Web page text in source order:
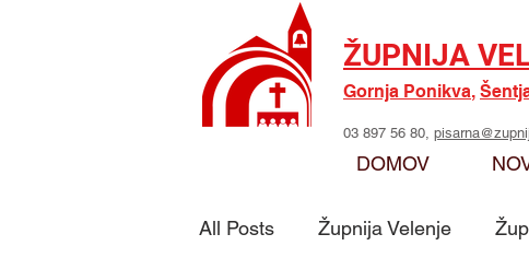
ŽUPNIJA
Gornja Ponikva,
03 897 56 80,
DOMOV
All Posts Župnija Velenje